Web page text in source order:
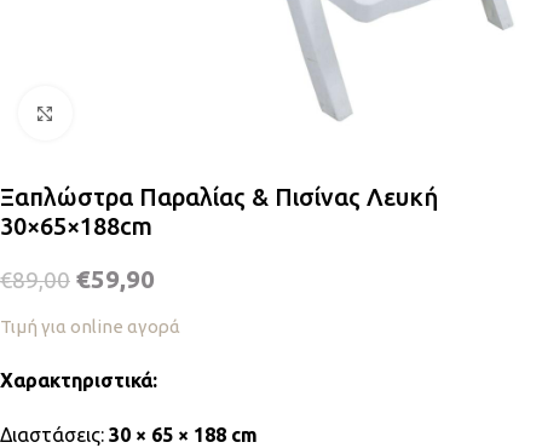
Ξαπλώστρα Παραλίας & Πισίνας Λευκή
30×65×188cm
€89,00 €59,90
Τιμή για online αγορά
Χαρακτηριστικά:
Διαστάσεις: 30 × 65 × 188 cm